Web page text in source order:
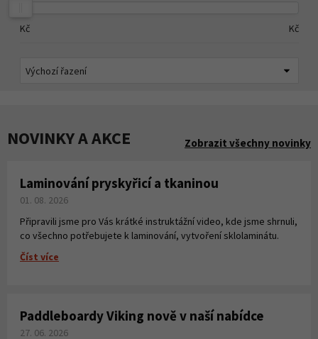
Kč Kč
NOVINKY A AKCE Zobrazit všechny novinky
Laminování pryskyřicí a tkaninou
01. 08. 2026
Připravili jsme pro Vás krátké instruktážní video, kde jsme shrnuli,
co všechno potřebujete k laminování, vytvoření sklolaminátu.
Číst více
Paddleboardy Viking nově v naší nabídce
27. 06. 2026